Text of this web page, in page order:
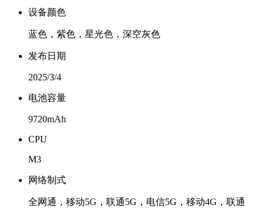
设备颜色
蓝色，紫色，星光色，深空灰色
发布日期
2025/3/4
电池容量
9720mAh
CPU
M3
网络制式
全网通，移动5G，联通5G，电信5G，移动4G，联通